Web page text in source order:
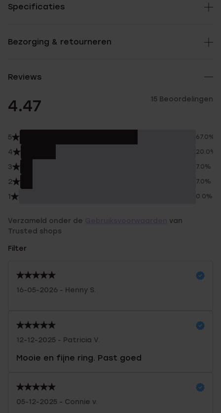
Specificaties
Bezorging & retourneren
Reviews
4.47 15 Beoordelingen
5 67.0%
4 20.0%
3 7.0%
2 7.0%
1 0.0%
Verzameld onder de
van
Trusted shops
Filter
16-05-2026 - Henny S.
12-12-2025 - Patricia V.
Mooie en fijne ring. Past goed
05-12-2025 - Connie v.